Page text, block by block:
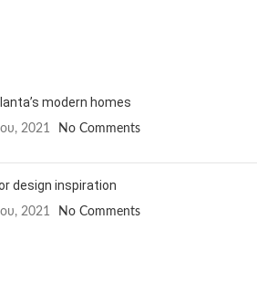
modern homes
2021 No Comments
design inspiration
2021 No Comments